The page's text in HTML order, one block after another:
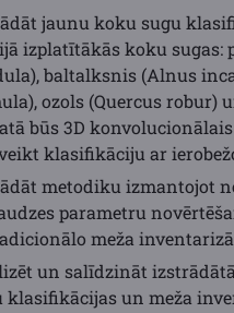
jaunu koku sugu
izplatītākās koku sugas:
baltalksnis (Alnus
ozols (Quercus robur)
būs 3D
klasifikāciju ar
metodiku izmantojot
parametru
meža
un salīdzināt
klasifikācijas un meža